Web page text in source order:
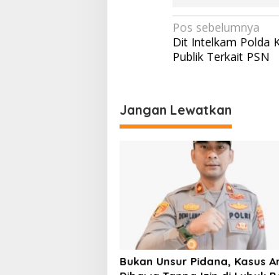
N
a
i
g
i
p
o
s
Pos sebelumnya
Dit Intelkam Polda
Publik Terkait PSN
Jangan Lewatkan
Bukan Unsur Pidana, Kasus